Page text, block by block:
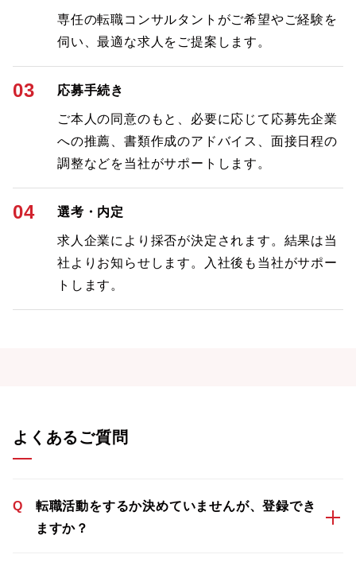
専任の転職コンサルタントがご希望やご経験を
伺い、最適な求人をご提案します。
03 応募手続き
ご本人の同意のもと、必要に応じて応募先企業
への推薦、書類作成のアドバイス、面接日程の
調整などを当社がサポートします。
04 選考・内定
求人企業により採否が決定されます。結果は当
社よりお知らせします。入社後も当社がサポー
トします。
よくあるご質問
Q
転職活動をするか決めていませんが、登録でき
ますか？